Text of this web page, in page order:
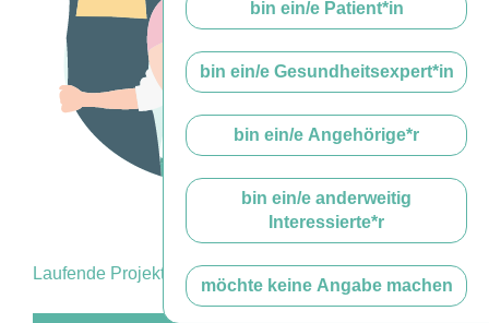
Laufende Projekte:
bin ein/e Patient*in
bin ein/e Gesundheitsexpert*in
bin ein/e Angehörige*r
bin ein/e anderweitig
Interessierte*r
möchte keine Angabe machen